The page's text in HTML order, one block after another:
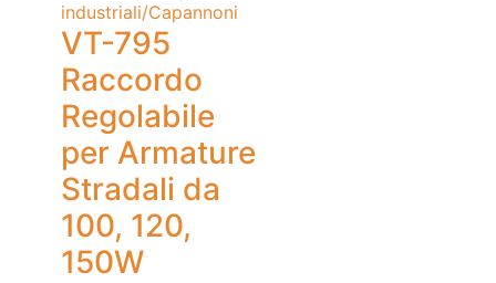
industriali/Capannoni
VT-795
Raccordo
Regolabile
per Armature
Stradali da
100, 120,
150W